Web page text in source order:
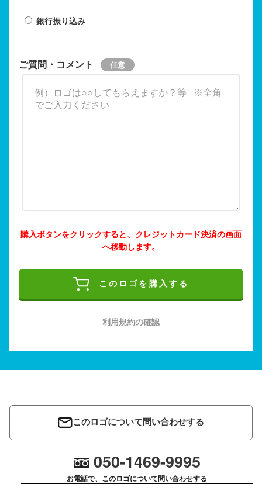
銀行振り込み
ご質問・コメント
購入ボタンをクリックすると、クレジットカード決済の画面
へ移動します。
このロゴを購入する
利用規約の確認
このロゴについて問い合わせする
050-1469-9995
お電話で、このロゴについて問い合わせする